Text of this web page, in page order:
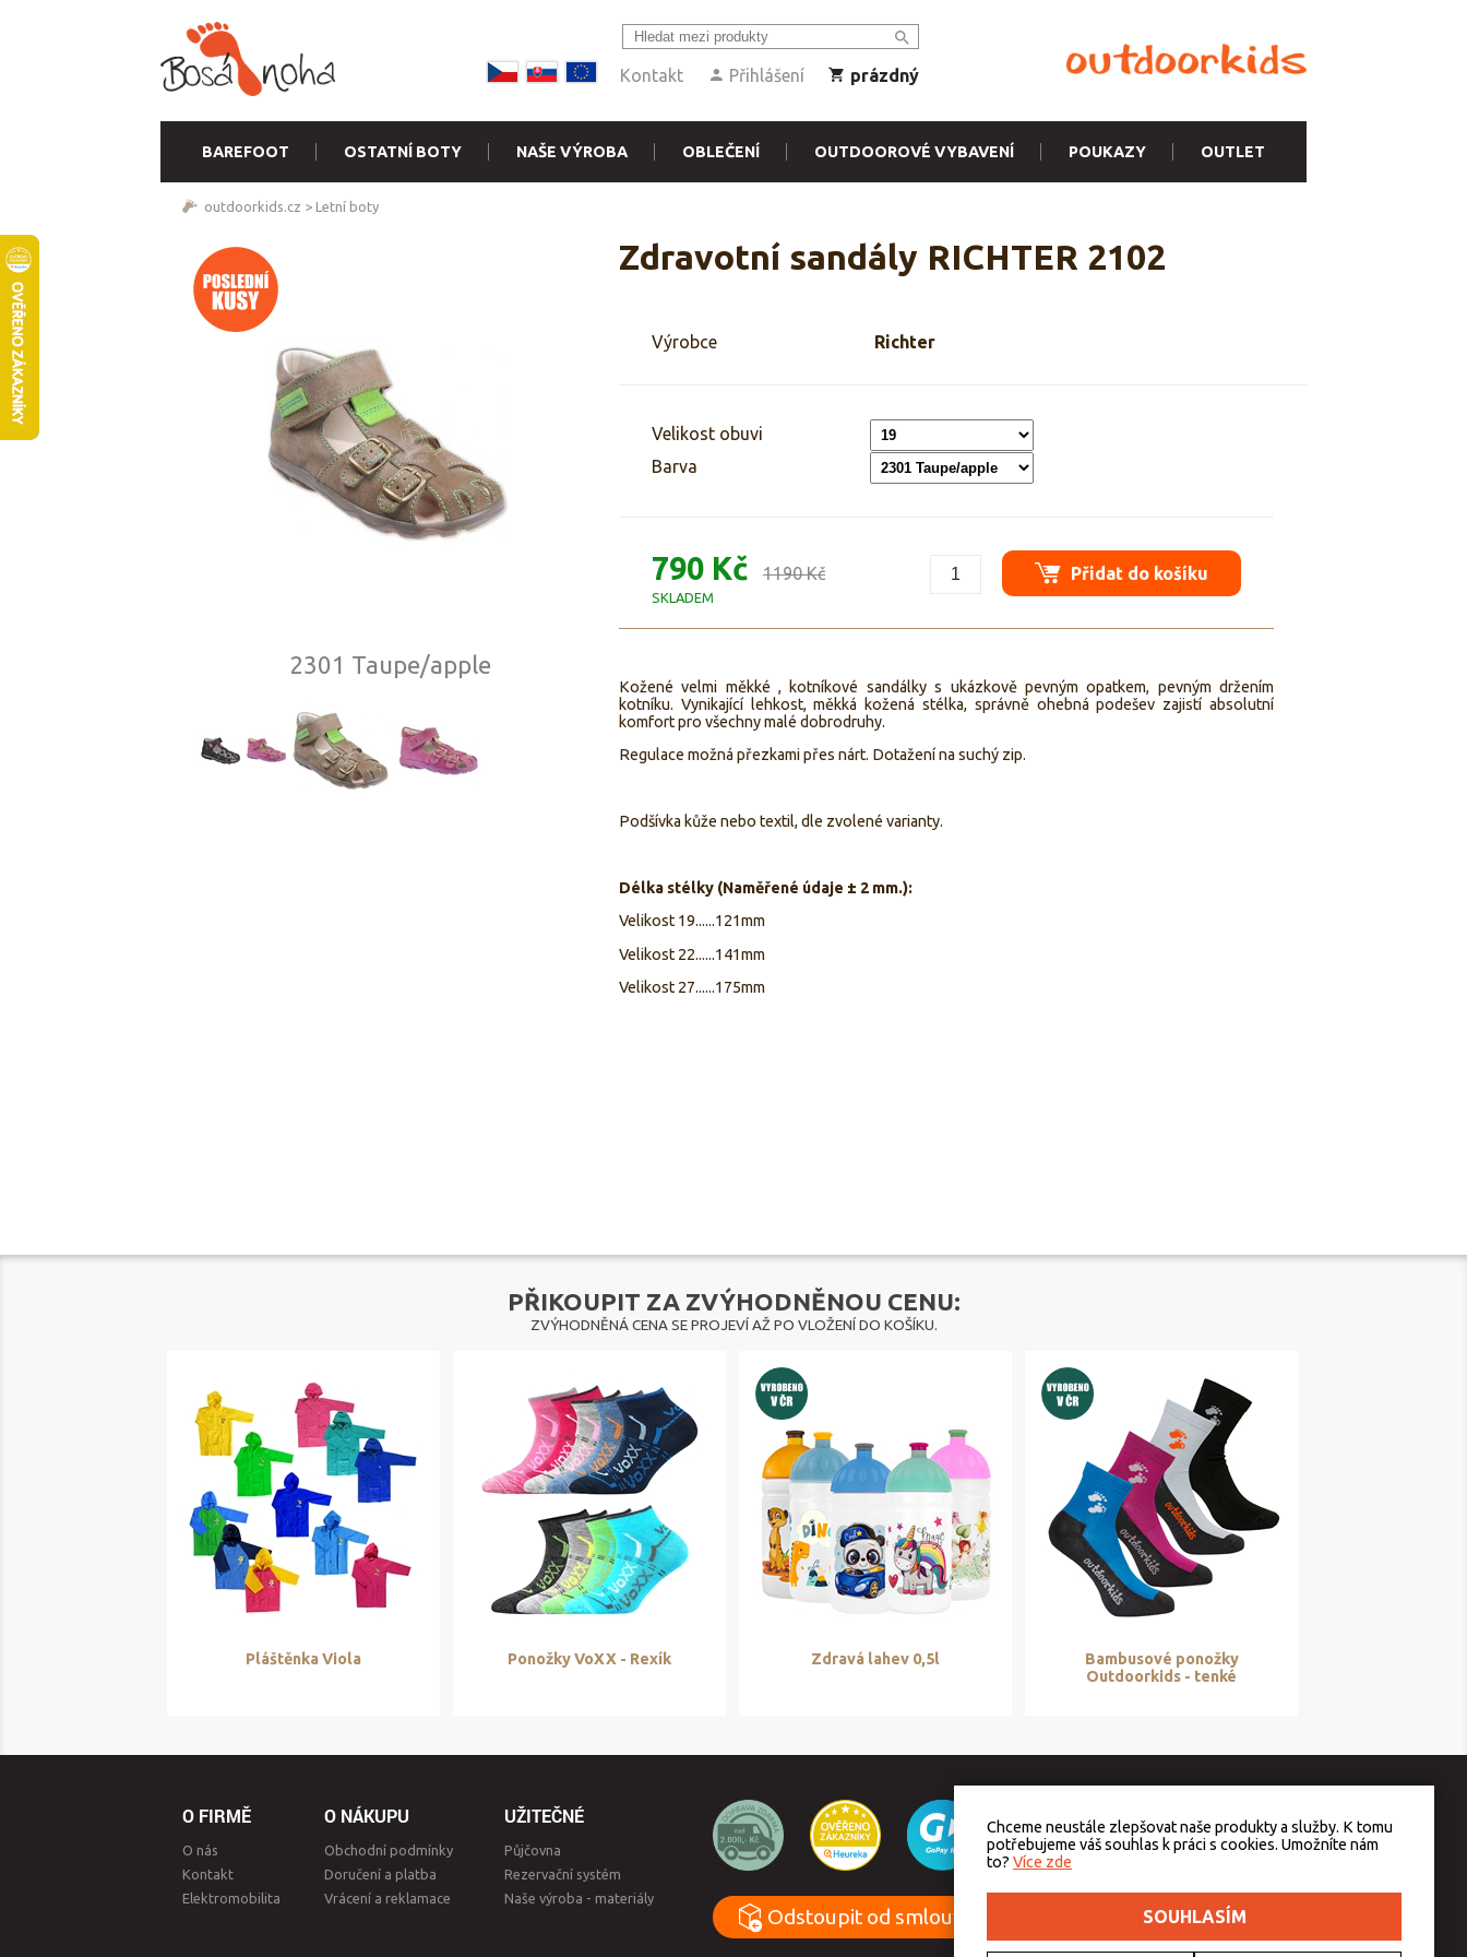
Kontakt Přihlášení prázdný
BAREFOOT OSTATNÍ BOTY NAŠE VÝROBA OBLEČENÍ OUTDOOROVÉ VYBAVENÍ POUKAZY OUTLET
outdoorkids.cz > Letní boty
Zdravotní sandály RICHTER 2102
2301 Taupe/apple
Výrobce Richter
Velikost obuvi
Barva
790 Kč 1190 Kč
SKLADEM
Přidat do košíku
Kožené velmi měkké , kotníkové sandálky s ukázkově pevným opatkem, pevným držením
kotníku. Vynikající lehkost, měkká kožená stélka, správně ohebná podešev zajistí absolutní
komfort pro všechny malé dobrodruhy.
Regulace možná přezkami přes nárt. Dotažení na suchý zip.
Podšívka kůže nebo textil, dle zvolené varianty.
Délka stélky (Naměřené údaje ± 2 mm.):
Velikost 19......121mm
Velikost 22......141mm
Velikost 27......175mm
PŘIKOUPIT ZA ZVÝHODNĚNOU CENU:
ZVÝHODNĚNÁ CENA SE PROJEVÍ AŽ PO VLOŽENÍ DO KOŠÍKU.
Pláštěnka Viola Ponožky VoXX - Rexík Zdravá lahev 0,5l
Bambusové ponožky
Outdoorkids - tenké
O FIRMĚ
O nás
Kontakt
Elektromobilita
O NÁKUPU
Obchodní podmínky
Doručení a platba
Vrácení a reklamace
UŽITEČNÉ
Půjčovna
Rezervační systém
Naše výroba - materiály
Odstoupit od smlouvy
Chceme neustále zlepšovat naše produkty a služby. K tomu
potřebujeme váš souhlas k práci s cookies. Umožníte nám
to? Více zde
SOUHLASÍM